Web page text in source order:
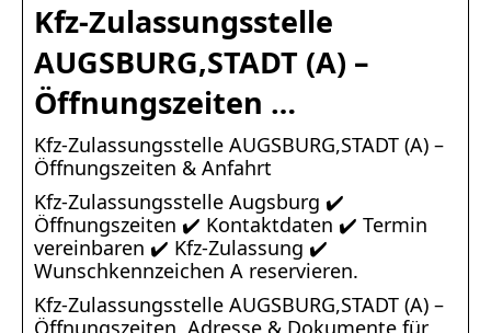
Kfz-Zulassungsstelle
AUGSBURG,STADT (A) –
Öffnungszeiten …
Kfz-Zulassungsstelle AUGSBURG,STADT (A) –
Öffnungszeiten & Anfahrt
Kfz-Zulassungsstelle Augsburg ✔️
Öffnungszeiten ✔️ Kontaktdaten ✔️ Termin
vereinbaren ✔️ Kfz-Zulassung ✔️
Wunschkennzeichen A reservieren.
Kfz-Zulassungsstelle AUGSBURG,STADT (A) –